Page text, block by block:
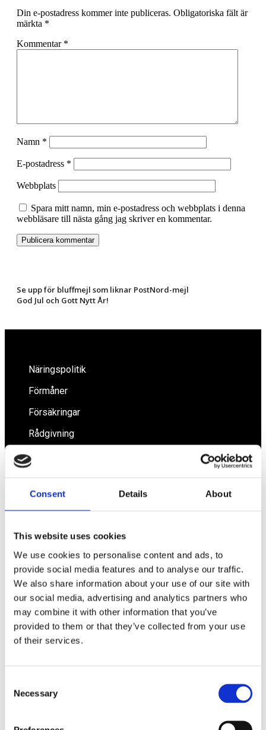
Consent Details About
This website uses cookies
We use cookies to personalise content and ads, to
provide social media features and to analyse our traffic.
We also share information about your use of our site with
our social media, advertising and analytics partners who
may combine it with other information that you’ve
provided to them or that they’ve collected from your use
of their services.
Selection
Necessary
Din e-postadress kommer inte publiceras. Obligatoriska fält är
märkta *
Kommentar *
Namn *
E-postadress *
Webbplats
Spara mitt namn, min e-postadress och webbplats i denna
webbläsare till nästa gång jag skriver en kommentar.
Se upp för bluffmejl som liknar PostNord-mejl
God Jul och Gott Nytt År!
Företagarförbundet
Av småföretagare, för småföretagare
Ett medlemskap späckat med småföretagaranpassade
medlemstjänster och förmåner. Din egen
inköpsavdelning, rådgivning, försäkringspaket och
mycket mer. Vi fokuserar på soloföretagare och små
företag med företagaren i fokus. Vi är själva
småföretagare och vet hur verkligheten ser ut.
Näringspolitik
Förmåner
Försäkringar
Rådgivning
Tips
Om oss